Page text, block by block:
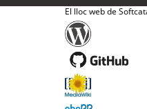
El lloc web de